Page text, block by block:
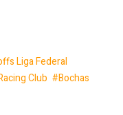
Liga Federal
Club
Bochas